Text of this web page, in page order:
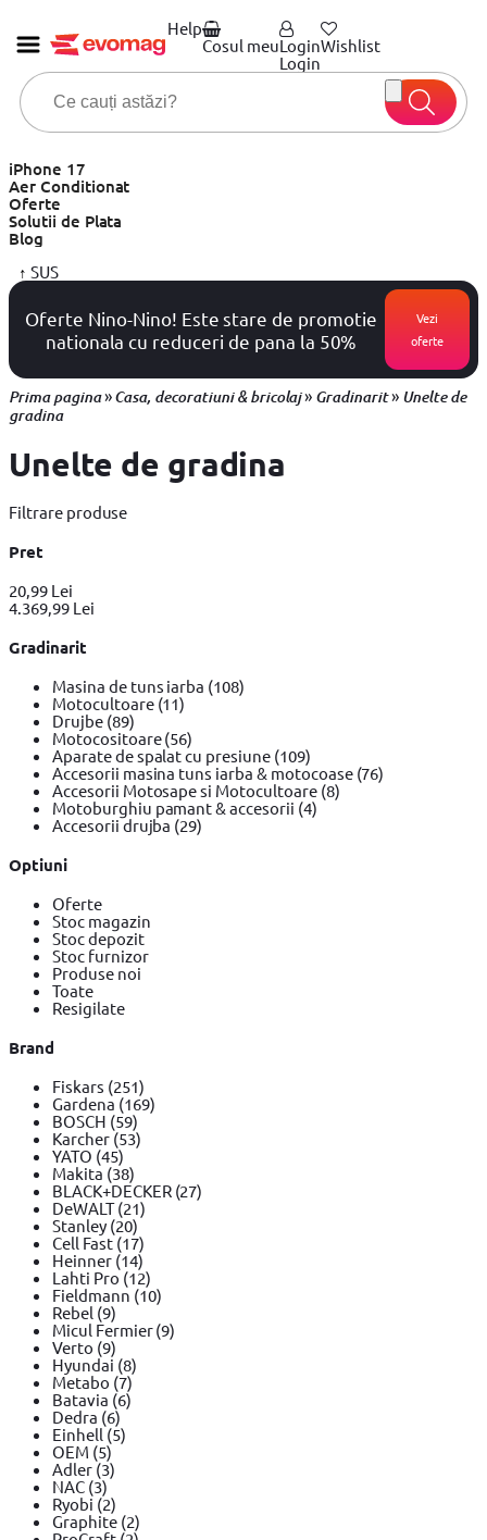
Help
Cosul meuLogin
Login
Wishlist
iPhone 17
Aer Conditionat
Oferte
Solutii de Plata
Blog
↑ SUS
Oferte Nino-Nino! Este stare de promotie
nationala cu reduceri de pana la 50%
Vezi
oferte
Prima pagina»Casa, decoratiuni & bricolaj» Gradinarit» Unelte de
gradina
Unelte de gradina
Filtrare produse
Pret
20,99 Lei
4.369,99 Lei
Gradinarit
Masina de tuns iarba (108)
Motocultoare (11)
Drujbe (89)
Motocositoare(56)
Aparate de spalat cu presiune (109)
Accesorii masina tuns iarba & motocoase (76)
Accesorii Motosape si Motocultoare (8)
Motoburghiu pamant & accesorii (4)
Accesorii drujba (29)
Optiuni
Oferte
Stoc magazin
Stoc depozit
Stoc furnizor
Produse noi
Toate
Resigilate
Brand
Fiskars (251)
Gardena (169)
BOSCH (59)
Karcher(53)
YATO (45)
Makita (38)
BLACK+DECKER (27)
DeWALT(21)
Stanley (20)
Cell Fast(17)
Heinner (14)
Lahti Pro(12)
Fieldmann (10)
Rebel (9)
Micul Fermier(9)
Verto (9)
Hyundai (8)
Metabo (7)
Batavia (6)
Dedra (6)
Einhell(5)
OEM (5)
Adler(3)
NAC (3)
Ryobi (2)
Graphite (2)